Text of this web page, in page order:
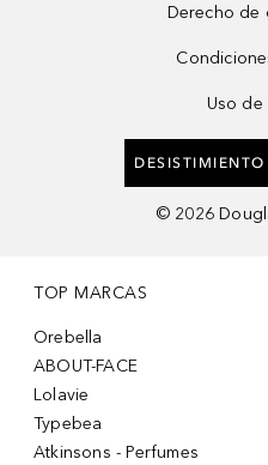
Derecho de
Uso de
© 2026
TOP MARCAS
Orebella
ABOUT-FACE
Lolavie
Typebea
Atkinsons - Perfumes